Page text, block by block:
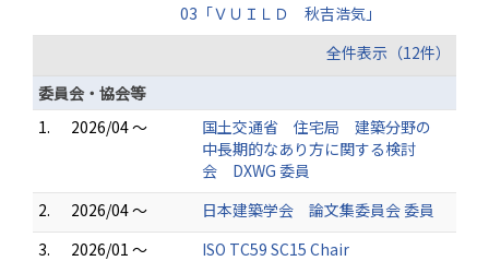
03「ＶＵＩＬＤ 秋吉浩気」
全件表示（12件）
委員会・協会等
1.
2026/04 ～
国土交通省 住宅局 建築分野の
中長期的なあり方に関する検討
会 DXWG 委員
2.
2026/04 ～
日本建築学会 論文集委員会 委員
3.
2026/01 ～
ISO TC59 SC15 Chair